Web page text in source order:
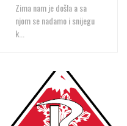
Zima nam je došla a sa
njom se nadamo i snijegu
k...